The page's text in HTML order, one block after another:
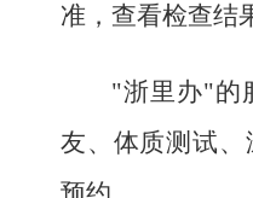
准，查看检查结
"浙里办"的
友、体质测试、